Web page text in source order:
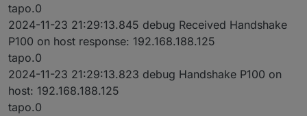
tapo.0
2024-11-23 21:29:13.845 debug Received Handshake
P100 on host response: 192.168.188.125
tapo.0
2024-11-23 21:29:13.823 debug Handshake P100 on
host: 192.168.188.125
tapo.0